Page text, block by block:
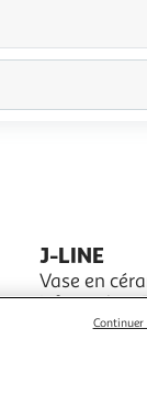
J-LINE
Vase en
Informations
: 100%